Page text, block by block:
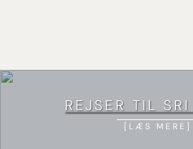
REJSER TIL
LÆS MERE